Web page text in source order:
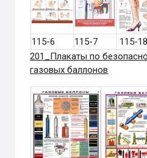
115-6 115-7
115-18
201_Плакаты по
газовых баллонов